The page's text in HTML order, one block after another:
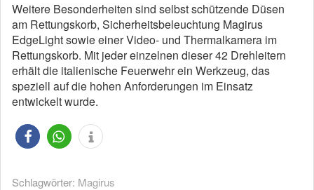
Weitere Besonderheiten sind selbst schützende Düsen
am Rettungskorb, Sicherheitsbeleuchtung Magirus
EdgeLight sowie einer Video- und Thermalkamera im
Rettungskorb. Mit jeder einzelnen dieser 42 Drehleitern
erhält die italienische Feuerwehr ein Werkzeug, das
speziell auf die hohen Anforderungen im Einsatz
entwickelt wurde.
Schlagwörter: Magirus